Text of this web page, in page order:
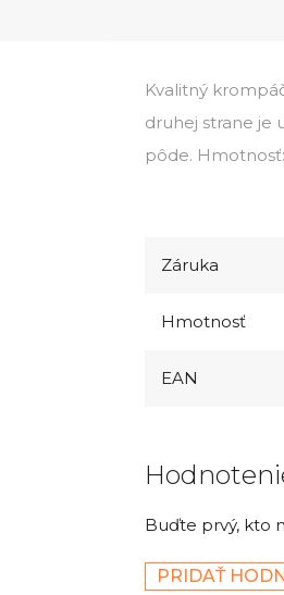
Kvalitný
druhej strane je
pôde.
Záruka
Hmotnosť
EAN
Buďte prvý, kto
PRIDAŤ